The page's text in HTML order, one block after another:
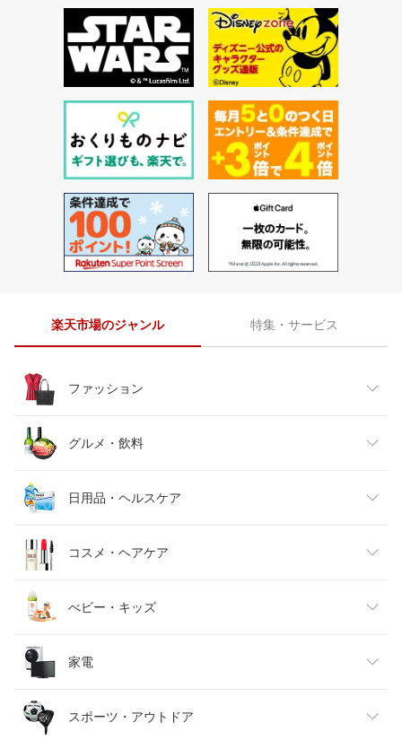
楽天市場のジャンル 特集・サービス
ファッション
レディースファッション
メンズファッション
キッズファッション
ベビーファッション
インナー・下着・ナイトウェア
バッグ・小物・ブランド雑貨
グルメ・飲料
食品
スイーツ・お菓子
水・ソフトドリンク
ビール・洋酒
ワイン
日用品・ヘルスケア
日用品雑貨・文房具・手芸
ダイエット・健康
医薬品・コンタクト・介護
コスメ・ヘアケア
美容・コスメ・香水
べビー・キッズ
キッズ・ベビー・マタニティ
おもちゃ
家電
家電
スポーツ・アウトドア